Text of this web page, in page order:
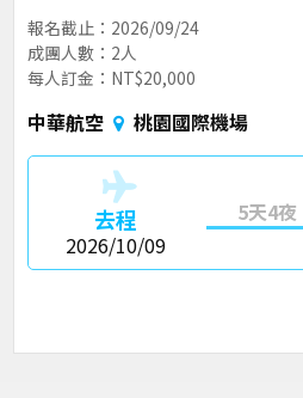
報名截止：2026/09/24
成團人數：2人
每人訂金：NT$20,000
中華航空 桃園國際機場
去程
2026/10/09
5天4夜